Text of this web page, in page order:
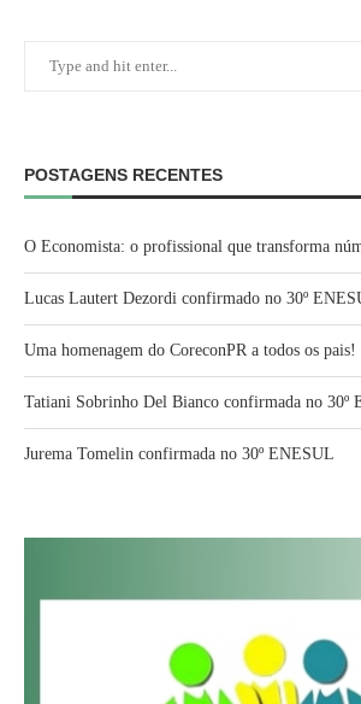
POSTAGENS RECENTES
O Economista: o profissional que transforma
Lucas Lautert Dezordi confirmado no 30º
Uma homenagem do CoreconPR a todos os pais!
Tatiani Sobrinho Del Bianco confirmada no 30º
Jurema Tomelin confirmada no 30º ENESUL